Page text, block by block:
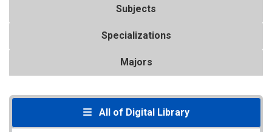
Subjects
Specializations
Majors
All of Digital Library